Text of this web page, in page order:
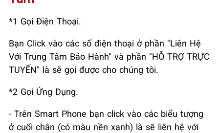
*1 Gọi Điện Thoại.
Bạn Click vào các số điện thoại ở phần "Liên Hệ
Với Trung Tâm Bảo Hành" và phần "HỖ TRỢ TRỰC
TUYẾN" là sẽ gọi được cho chúng tôi.
*2 Gọi Ứng Dụng.
- Trên Smart Phone bạn click vào các biểu tượng
ở cuối chân (có màu nền xanh) là sẽ liên hệ với